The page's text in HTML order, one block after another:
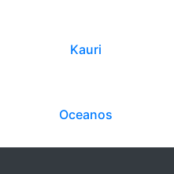
Kauri
Oceanos